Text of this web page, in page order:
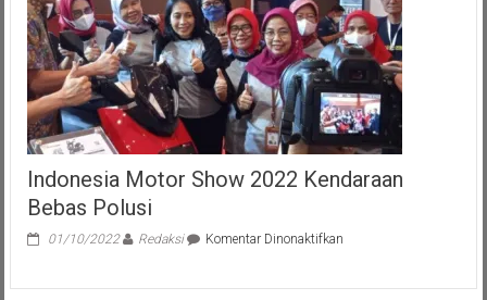
Antisipasi
Gagal
Panen
Indonesia Motor Show 2022 Kendaraan
Bebas Polusi
01/10/2022 Redaksi Komentar Dinonaktifkanpada